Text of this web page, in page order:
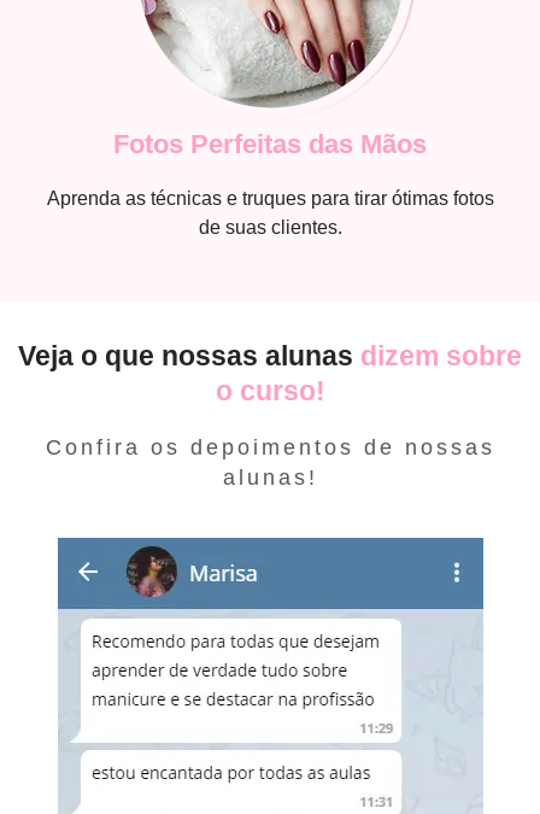
Fotos Perfeitas das Mãos
Aprenda as técnicas e truques para tirar ótimas fotos
de suas clientes.
Veja o que nossas alunas dizem sobre
o curso!
Confira os depoimentos de nossas
alunas!